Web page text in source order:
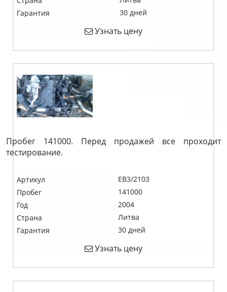
Гарантия
30 дней
Узнать цену
Пробег 141000. Перед продажей все проходит
тестирование.
Артикул
EB3/2103
Пробег
141000
Год
2004
Страна
Литва
Гарантия
30 дней
Узнать цену